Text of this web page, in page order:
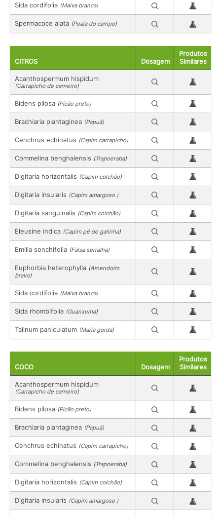
Sida cordifolia (Malva branca)
Spermacoce alata (Poaia do campo)
CITROS Dosagem
Produtos
Similares
Acanthospermum hispidum
(Carrapicho de carneiro)
Bidens pilosa (Picão preto)
Brachiaria plantaginea (Papuã)
Cenchrus echinatus (Capim carrapicho)
Commelina benghalensis (Trapoeraba)
Digitaria horizontalis (Capim colchão)
Digitaria insularis (Capim amargoso )
Digitaria sanguinalis (Capim colchão)
Eleusine indica (Capim pé de galinha)
Emilia sonchifolia (Falsa serralha)
Euphorbia heterophylla (Amendoim
bravo)
Sida cordifolia (Malva branca)
Sida rhombifolia (Guanxuma)
Talinum paniculatum (Maria gorda)
COCO Dosagem
Produtos
Similares
Acanthospermum hispidum
(Carrapicho de carneiro)
Bidens pilosa (Picão preto)
Brachiaria plantaginea (Papuã)
Cenchrus echinatus (Capim carrapicho)
Commelina benghalensis (Trapoeraba)
Digitaria horizontalis (Capim colchão)
Digitaria insularis (Capim amargoso )